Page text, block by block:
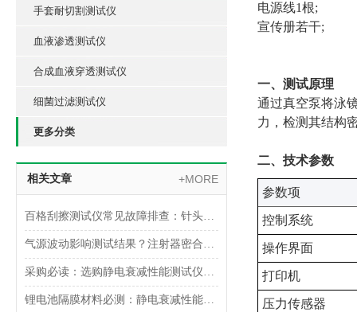
手套耐切割测试仪
血液渗透测试仪
合成血液穿透测试仪
细菌过滤测试仪
更多分类
相关文章 +MORE
百格刮擦测试仪常见故障排查：针头磨损与运动轨迹偏移
气源波动影响测试结果？注射器密合性正压测试仪的稳压设计分析
采购必读：选购静电衰减性能测试仪的5个核心参数与避坑指南
锂电池隔膜材料必测：静电衰减性能测试仪的操作难点突破
电源线1根;
宣传册若干;
一、测试原理
通过真空泵将泳
力，检测其结构
二、技术参数
‌参数项‌
控制系统
操作界面
打印机
压力传感器